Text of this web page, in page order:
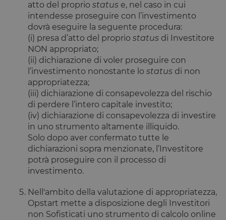
atto del proprio status e, nel caso in cui
intendesse proseguire con l’investimento
dovrà eseguire la seguente procedura:
(i) presa d’atto del proprio status di Investitore
NON appropriato;
(ii) dichiarazione di voler proseguire con
l’investimento nonostante lo status di non
appropriatezza;
(iii) dichiarazione di consapevolezza del rischio
di perdere l’intero capitale investito;
(iv) dichiarazione di consapevolezza di investire
in uno strumento altamente illiquido.
Solo dopo aver confermato tutte le
dichiarazioni sopra menzionate, l’Investitore
potrà proseguire con il processo di
investimento.
Nell'ambito della valutazione di appropriatezza,
Opstart mette a disposizione degli Investitori
non Sofisticati uno strumento di calcolo online
proprietari
cookie di
browser
quando non
viene
durata
sito
che possano
identificare
visitatore
sito.